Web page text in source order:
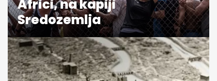
Africi, na kapiji
Sredozemlja